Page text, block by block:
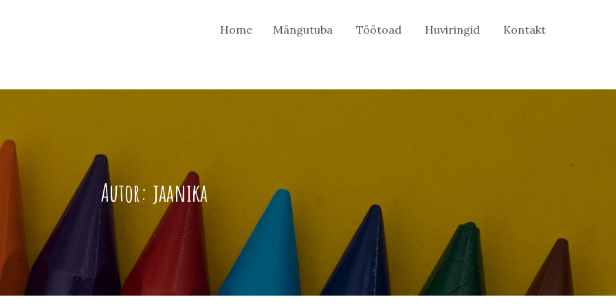
Home Mängutuba Töötoad Huviringid Kontakt
Autor: jaanika